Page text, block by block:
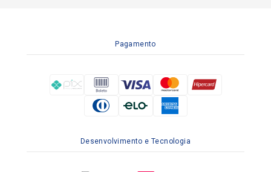
Pagamento
Desenvolvimento e Tecnologia